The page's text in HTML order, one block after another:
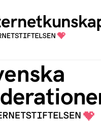
kunskap som hjälper dig att
medveten
federationer
för medlemskap i en sektors-
federation